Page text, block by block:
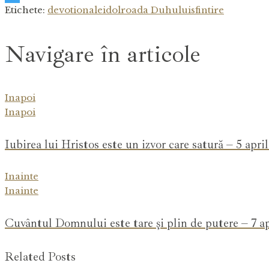
Etichete: devotionaleidolroada Duhuluisfintire
Navigare în articole
Inapoi
Inapoi
Iubirea lui Hristos este un izvor care satură – 5
Inainte
Inainte
Cuvântul Domnului este tare și plin de putere – 7
Related Posts